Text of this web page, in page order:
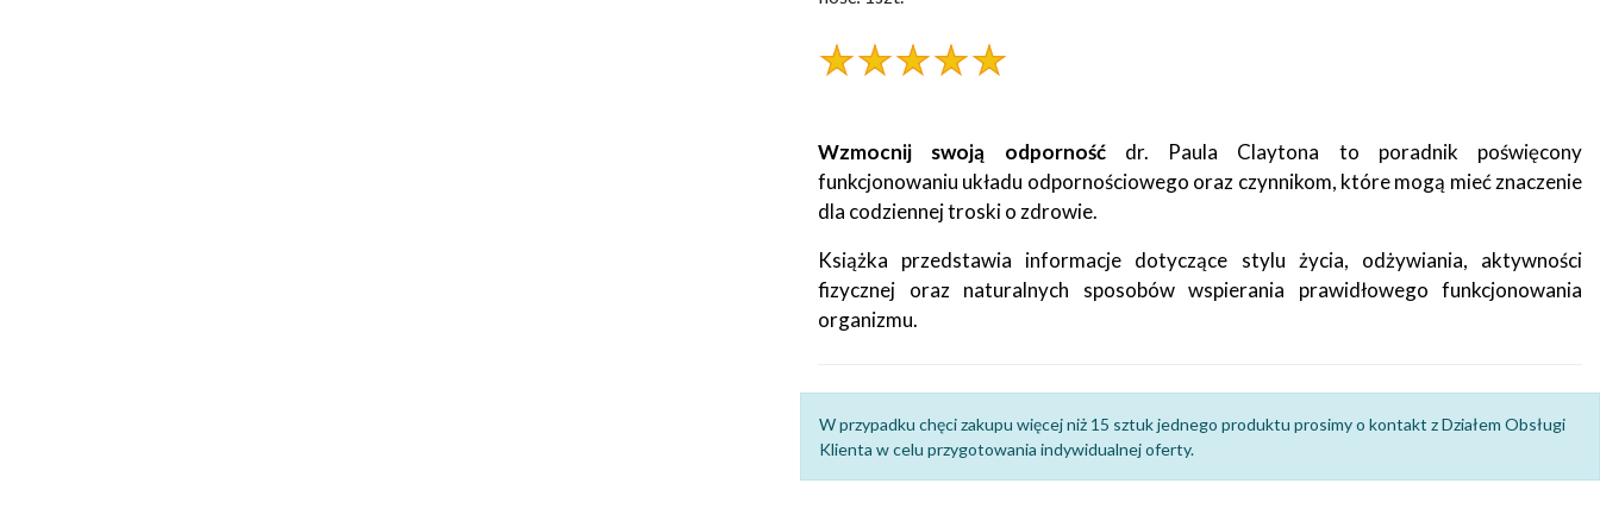
Wzmocnij swoją odpornośćdr. Paula Claytona to poradnik poświęcony
funkcjonowaniu układu odpornościowego oraz czynnikom, które mogą mieć znaczenie
dla codziennej troski o zdrowie.
Książka przedstawia informacje dotyczące stylu życia, odżywiania, aktywności
fizycznej oraz naturalnych sposobów wspierania prawidłowego funkcjonowania
organizmu.
W przypadku chęci zakupu więcej niż 15 sztuk jednego produktu prosimy o kontakt z Działem Obsługi
Klienta w celu przygotowania indywidualnej oferty.